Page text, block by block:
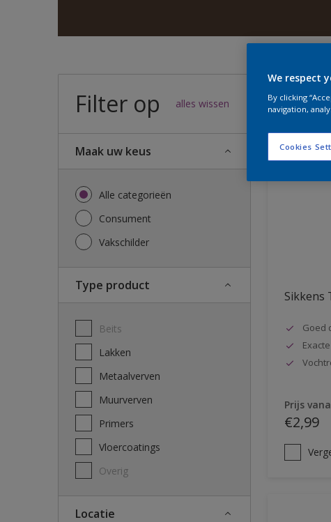
Filter op alles wissen
Maak uw keus
Alle categorieën
Consument
Vakschilder
Type product
Beits
Lakken
Metaalverven
Muurverven
Primers
Vloercoatings
Overig
Locatie
46resultaten
Sikkens
Goed
Prijs
€2,99
We respect
By clicking
navigation,
Cookies